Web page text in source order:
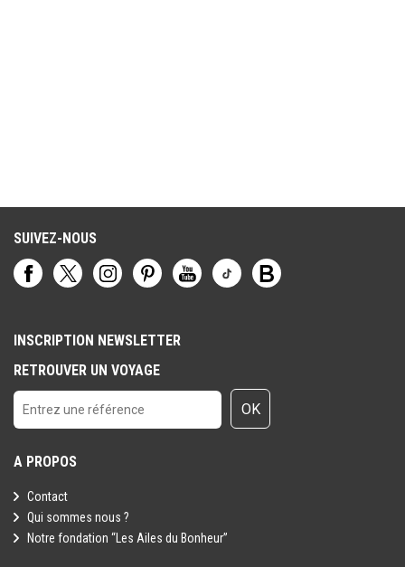
SUIVEZ-NOUS
INSCRIPTION NEWSLETTER
RETROUVER UN VOYAGE
OK
A PROPOS
Contact
Qui sommes nous ?
Notre fondation “Les Ailes du Bonheur”